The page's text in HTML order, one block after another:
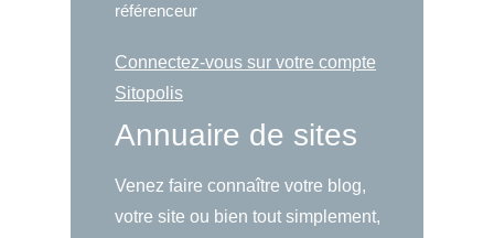
référenceur
Connectez-vous sur votre compte
Sitopolis
Annuaire de sites
Venez faire connaître votre blog,
votre site ou bien tout simplement,